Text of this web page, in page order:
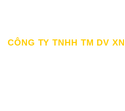
CÔNG TY TNHH TM DV